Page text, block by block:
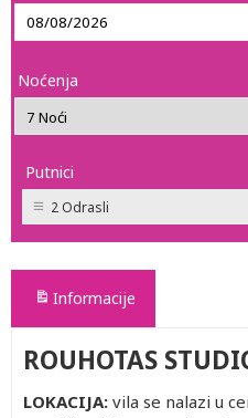
Noćenja
Putnici
2 Odrasli
Informacije
ROUHOTAS
LOKACIJA: vila se nalazi u